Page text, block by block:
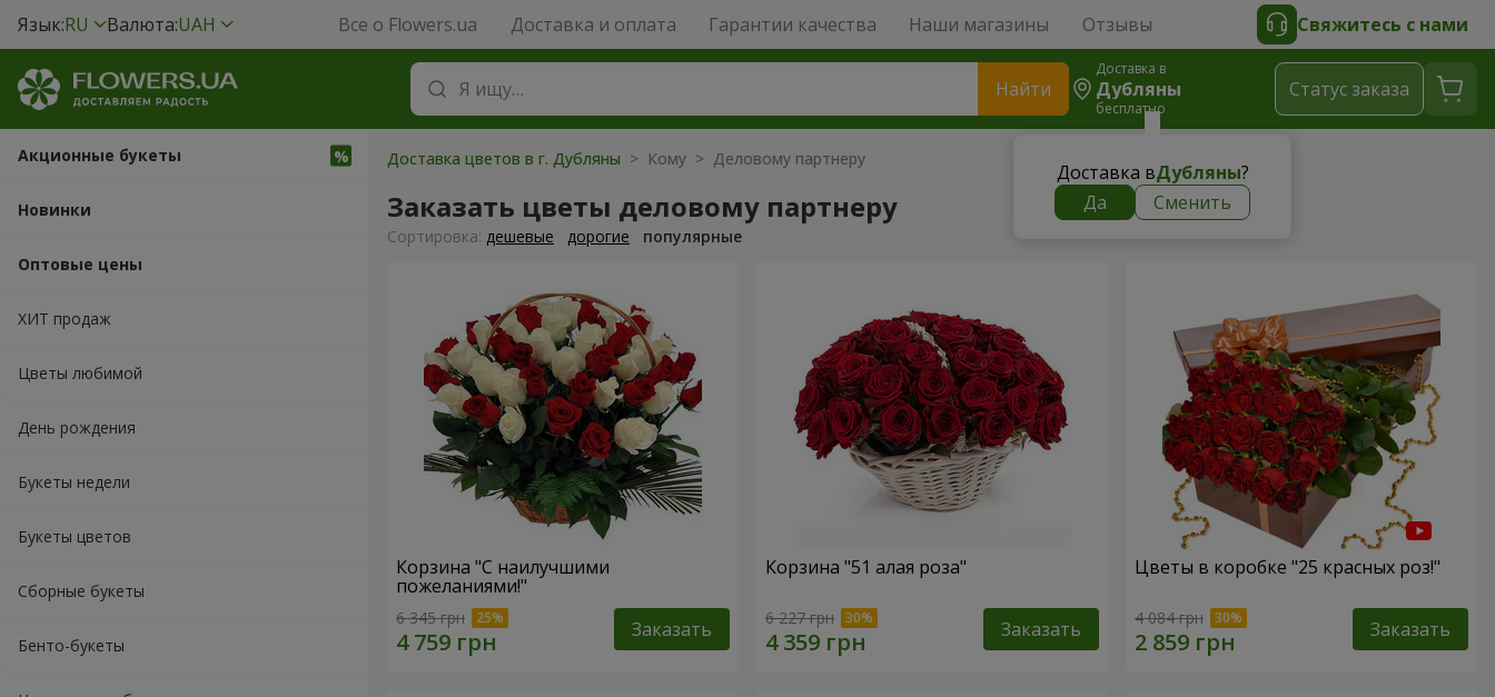
Язык:RU Валюта:UAH Все о Flowers.ua Доставка и оплата Гарантии качества Наши магазины Отзывы Свяжитесь с нами
Найти
Доставка в
Дубляны
бесплатно
Доставка вДубляны?
Да
Сменить
Cтатус заказа
Акционные букеты
Новинки
Оптовые цены
ХИТ продаж
Цветы любимой
День рождения
Букеты недели
Букеты цветов
Сборные букеты
Бенто-букеты
Доставка цветов в г. Дубляны > Кому > Деловому партнеру
Заказать цветы деловому партнеру
Cортировка: дешевые дорогие популярные
Корзина "С наилучшими
пожеланиями!"
6 345 грн Заказать
Корзина "51 алая роза"
6 227 грн Заказать
Цветы в коробке "25 красных роз!"
4 084 грн Заказать